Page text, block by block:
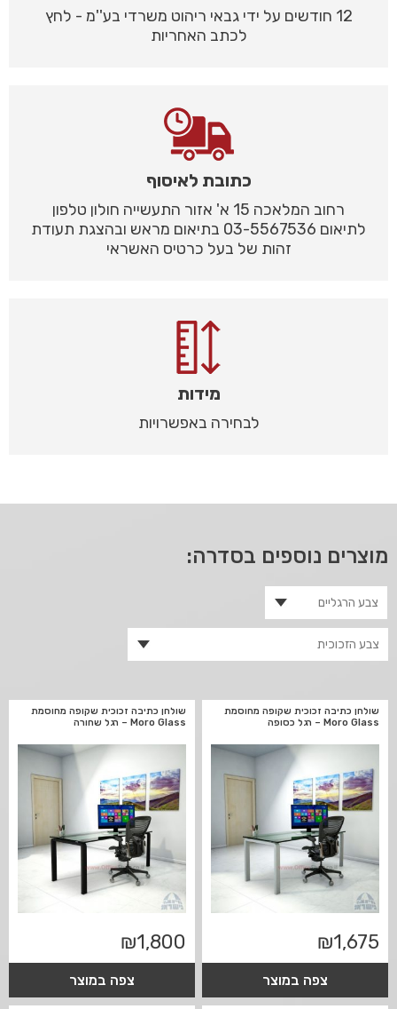
12 חודשים על ידי גבאי ריהוט משרדי בע''מ - לחץ
לכתב האחריות
כתובת לאיסוף
רחוב המלאכה 15 א' אזור התעשייה חולון טלפון
לתיאום 03-5567536 בתיאום מראש ובהצגת תעודת
זהות של בעל כרטיס האשראי
מידות
לבחירה באפשרויות
מוצרים נוספים בסדרה:
שולחן כתיבה זכוכית שקופה מחוסמת
Moro Glass – רגל כסופה
₪1,675
צפה במוצר
שולחן כתיבה זכוכית שקופה מחוסמת
Moro Glass – רגל שחורה
₪1,800
צפה במוצר